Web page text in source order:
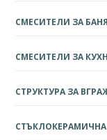
СМЕСИТЕЛИ ЗА БАНЯ
СМЕСИТЕЛИ ЗА
СТРУКТУРА ЗА